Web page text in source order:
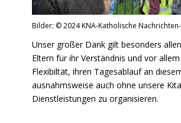
Bilder: © 2024 KNA-Katholische
Unser großer Dank gilt besonders
Eltern für ihr Verständnis und vor
Flexibiltät, ihren Tagesablauf an
ausnahmsweise auch ohne unsere
Dienstleistungen zu organisieren.